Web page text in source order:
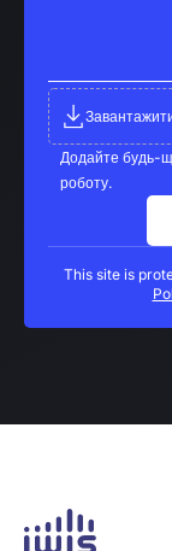
Додайте будь-
роботу.
This site is